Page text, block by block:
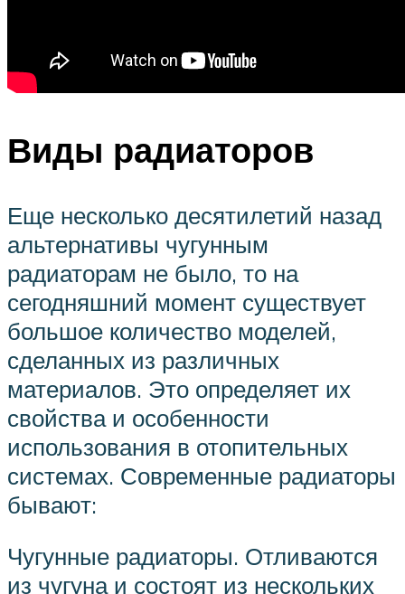
Виды радиаторов
Еще несколько десятилетий назад
альтернативы чугунным
радиаторам не было, то на
сегодняшний момент существует
большое количество моделей,
сделанных из различных
материалов. Это определяет их
свойства и особенности
использования в отопительных
системах. Современные радиаторы
бывают:
Чугунные радиаторы. Отливаются
из чугуна и состоят из нескольких